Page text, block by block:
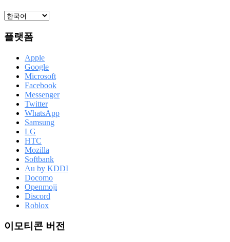
플랫폼
Apple
Google
Microsoft
Facebook
Messenger
Twitter
WhatsApp
Samsung
LG
HTC
Mozilla
Softbank
Au by KDDI
Docomo
Openmoji
Discord
Roblox
이모티콘 버전